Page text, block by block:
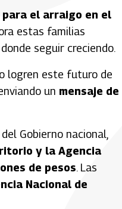
el arraigo en el
estas familias
seguir creciendo.
logren este futuro de
un mensaje de
Gobierno nacional,
y la Agencia
de pesos. Las
Nacional de